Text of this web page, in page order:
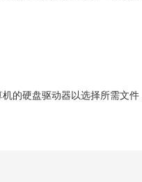
的硬盘驱动器以选择所需文